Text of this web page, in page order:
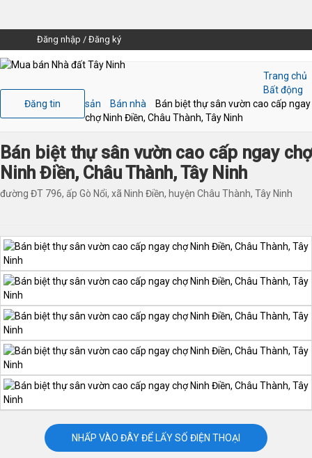
Đăng nhập / Đăng ký
Đăng tin
Trang chủ
Bất động
sản
Bán nhà
Bán biệt thự sân vườn cao cấp ngay
chợ Ninh Điền, Châu Thành, Tây Ninh
Bán biệt thự sân vườn cao cấp ngay chợ
Ninh Điền, Châu Thành, Tây Ninh
đường ĐT 796, ấp Gò Nổi, xã Ninh Điền, huyện Châu Thành, Tây Ninh
NHẤP VÀO ĐÂY ĐỂ LẤY SỐ ĐIỆN THOẠI